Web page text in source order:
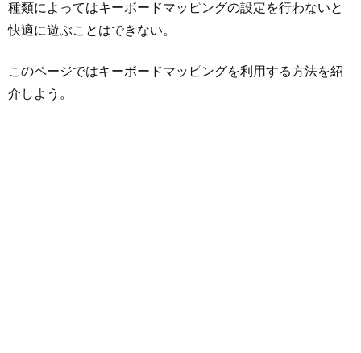
種類によってはキーボードマッピングの設定を行わないと
快適に遊ぶことはできない。
このページではキーボードマッピングを利用する方法を紹
介しよう。